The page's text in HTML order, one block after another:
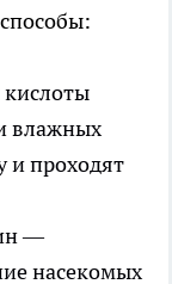
влажных
и проходят
—
насекомых